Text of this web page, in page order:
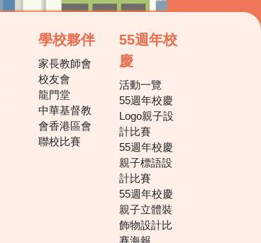
學校夥伴
家長教師會
校友會
龍門堂
中華基督教
會香港區會
聯校比賽
55週年校
慶
活動一覽
55週年校慶
Logo親子設
計比賽
55週年校慶
親子標語設
計比賽
55週年校慶
親子立體裝
飾物設計比
賽海報